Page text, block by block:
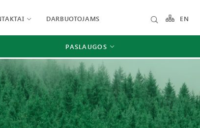
DARBUOTOJAMS EN
PASLAUGOS